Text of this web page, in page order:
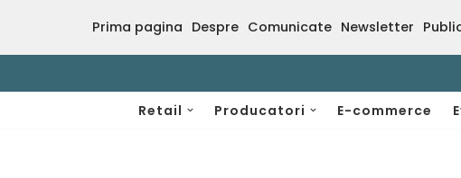
Sari
conținut
Prima pagina Despre Comunicate Newsletter
Retail Producatori E-commerce